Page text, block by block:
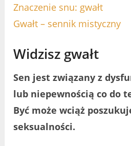
Znaczenie snu: gwałt
Gwałt – sennik mistyczny
Widzisz gwałt
Sen jest związany z
lub niepewnością co do
Być może wciąż
seksualności.